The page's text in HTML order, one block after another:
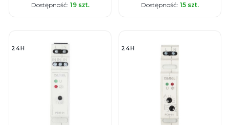
Dostępność: 19 szt. Dostępność: 15 szt.
24H 24H